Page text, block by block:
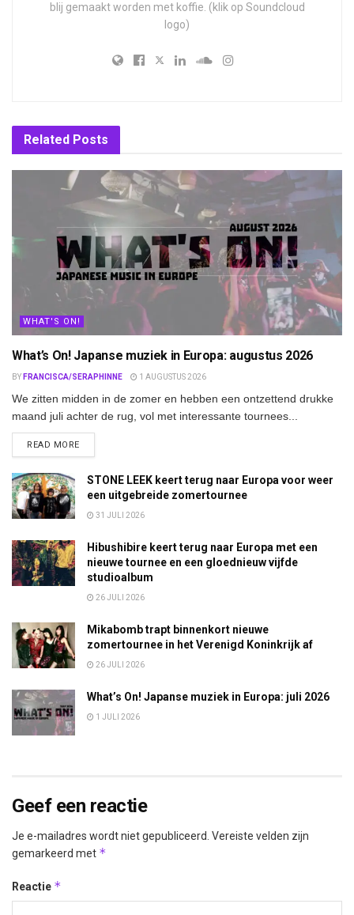
blij gemaakt worden met koffie. (klik op Soundcloud
logo)
Related Posts
WHAT'S ON!
What’s On! Japanse muziek in Europa: augustus 2026
BY FRANCISCA/SERAPHINNE 1 AUGUSTUS 2026
We zitten midden in de zomer en hebben een ontzettend drukke
maand juli achter de rug, vol met interessante tournees...
READ MOREDETAILS
STONE LEEK keert terug naar Europa voor weer
een uitgebreide zomertournee
31 JULI 2026
Hibushibire keert terug naar Europa met een
nieuwe tournee en een gloednieuw vijfde
studioalbum
26 JULI 2026
Mikabomb trapt binnenkort nieuwe
zomertournee in het Verenigd Koninkrijk af
26 JULI 2026
What’s On! Japanse muziek in Europa: juli 2026
1 JULI 2026
Geef een reactie
Je e-mailadres wordt niet gepubliceerd. Vereiste velden zijn
gemarkeerd met *
Reactie *